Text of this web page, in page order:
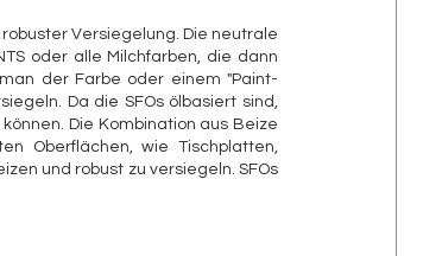
robuster Versiegelung. Die neutrale
oder alle Milchfarben, die dann
der Farbe oder einem "Paint-
Da die SFOs ölbasiert sind,
Die Kombination aus Beize
Oberflächen, wie Tischplatten,
und robust zu versiegeln. SFOs